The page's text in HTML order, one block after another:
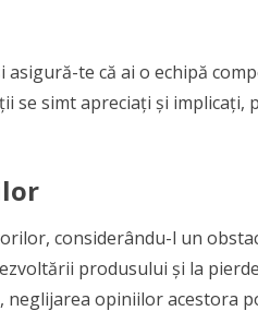
te că ai o echipă
se simt apreciați și implicați,
considerându-l un
produsului și la
neglijarea opiniilor acestora